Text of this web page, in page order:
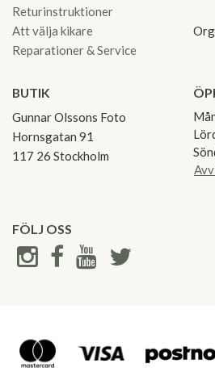
Returinstruktioner
Att välja kikare
Reparationer & Service
BUTIK
Gunnar Olssons Foto
Hornsgatan 91
117 26 Stockholm
FÖLJ OSS